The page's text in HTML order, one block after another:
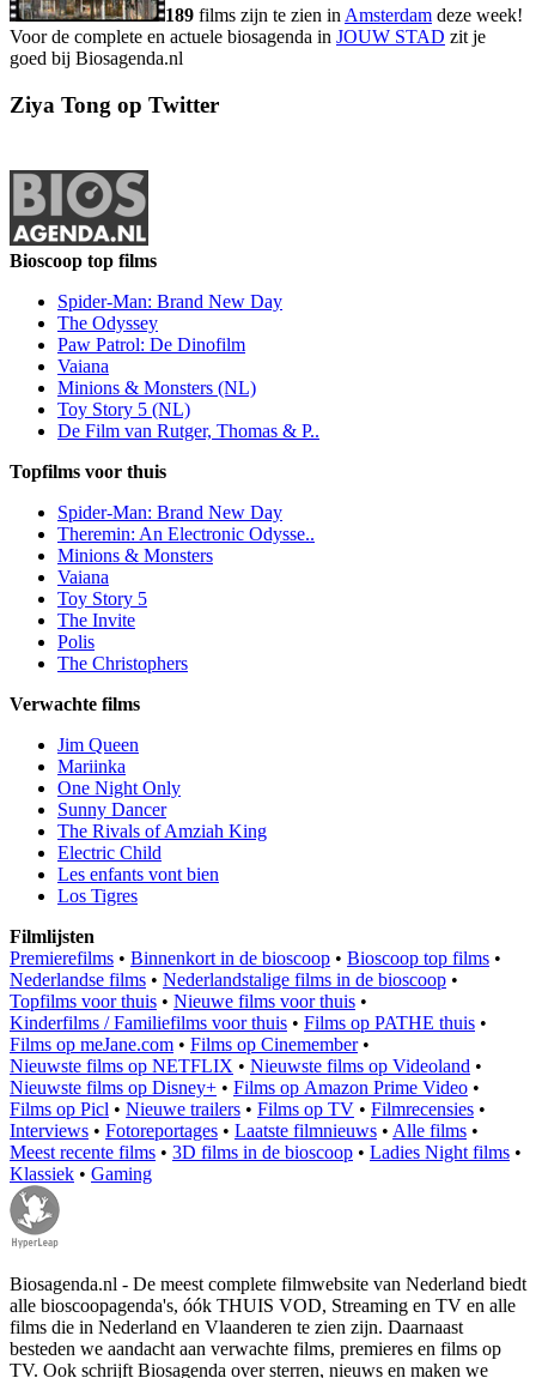
189 films zijn te zien in Amsterdam deze week!
Voor de complete en actuele biosagenda in JOUW STAD zit je
goed bij Biosagenda.nl
Ziya Tong op Twitter
Bioscoop top films
Spider-Man: Brand New Day
The Odyssey
Paw Patrol: De Dinofilm
Vaiana
Minions & Monsters (NL)
Toy Story 5 (NL)
De Film van Rutger, Thomas & P..
Topfilms voor thuis
Spider-Man: Brand New Day
Theremin: An Electronic Odysse..
Minions & Monsters
Vaiana
Toy Story 5
The Invite
Polis
The Christophers
Verwachte films
Jim Queen
Mariinka
One Night Only
Sunny Dancer
The Rivals of Amziah King
Electric Child
Les enfants vont bien
Los Tigres
Filmlijsten
Premierefilms • Binnenkort in de bioscoop • Bioscoop top films •
Nederlandse films • Nederlandstalige films in de bioscoop •
Topfilms voor thuis • Nieuwe films voor thuis •
Kinderfilms / Familiefilms voor thuis • Films op PATHE thuis •
Films op meJane.com • Films op Cinemember•
Nieuwste films op NETFLIX • Nieuwste films op Videoland •
Nieuwste films op Disney+ • Films op Amazon Prime Video •
Films op Picl • Nieuwe trailers • Films op TV • Filmrecensies •
Interviews • Fotoreportages • Laatste filmnieuws • Alle films •
Meest recente films • 3D films in de bioscoop • Ladies Night films •
Klassiek • Gaming
Biosagenda.nl - De meest complete filmwebsite van Nederland biedt
alle bioscoopagenda's, óók THUIS VOD, Streaming en TV en alle
films die in Nederland en Vlaanderen te zien zijn. Daarnaast
besteden we aandacht aan verwachte films, premieres en films op
TV. Ook schrijft Biosagenda over sterren, nieuws en maken we